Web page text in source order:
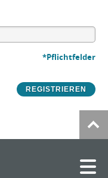
*Pflichtfelder